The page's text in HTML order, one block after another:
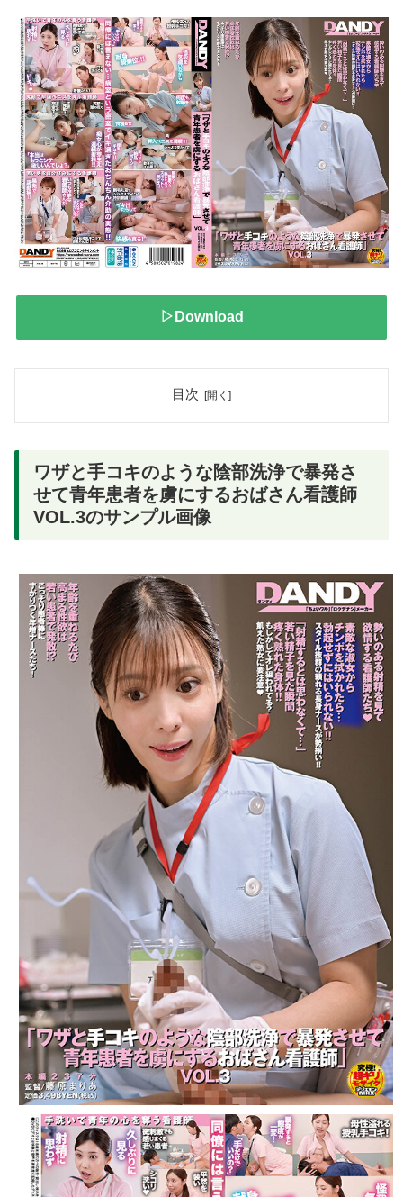
▷Download
目次
ワザと手コキのような陰部洗浄で暴発さ
せて青年患者を虜にするおばさん看護師
VOL.3のサンプル画像